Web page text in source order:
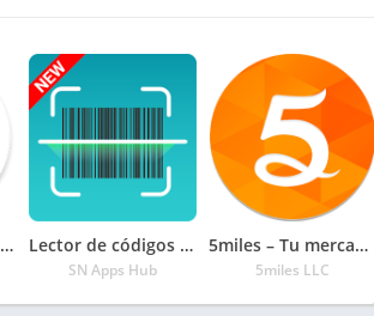
Zapatos baratos tienda online hombre y mujer Lector de códigos QR y lector generador de códigos
SN Apps Hub
5miles – Tu mercado móvil
5miles LLC